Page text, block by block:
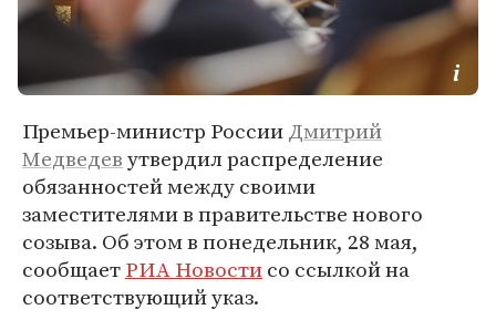
Премьер-министр РоссииДмитрий
Медведевутвердил распределение
обязанностей между своими
заместителями в правительстве нового
созыва. Об этом в понедельник, 28 мая,
сообщаетРИА Новостисо ссылкой на
соответствующий указ.